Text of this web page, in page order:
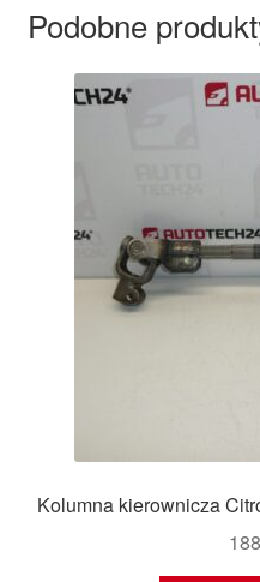
Podobne
Kolumna kierownicza